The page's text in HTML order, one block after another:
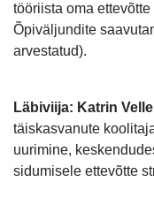
tööriista oma
Õpiväljundite
arvestatud).
Läbiviija: Katrin
täiskasvanute
uurimine,
sidumisele ettevõtte